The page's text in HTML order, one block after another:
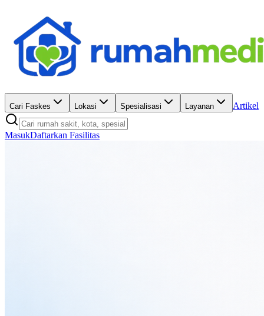
Cari Faskes Lokasi Spesialisasi Layanan Artikel
MasukDaftarkan Fasilitas